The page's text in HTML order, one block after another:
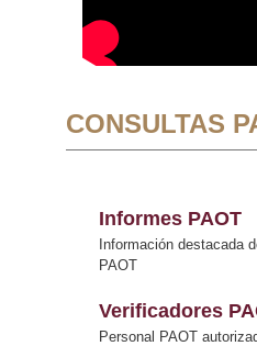
CONSULTAS
Informes PAOT
Información destacada
PAOT
Verificadores
Personal PAOT